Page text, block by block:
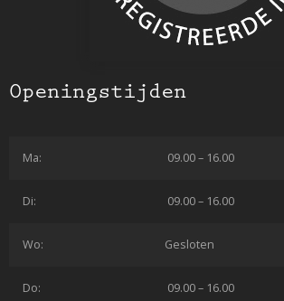
Openingstijden
Ma: 09.00 – 16.00
Di: 09.00 – 16.00
Wo: Gesloten
Do: 09.00 – 16.00